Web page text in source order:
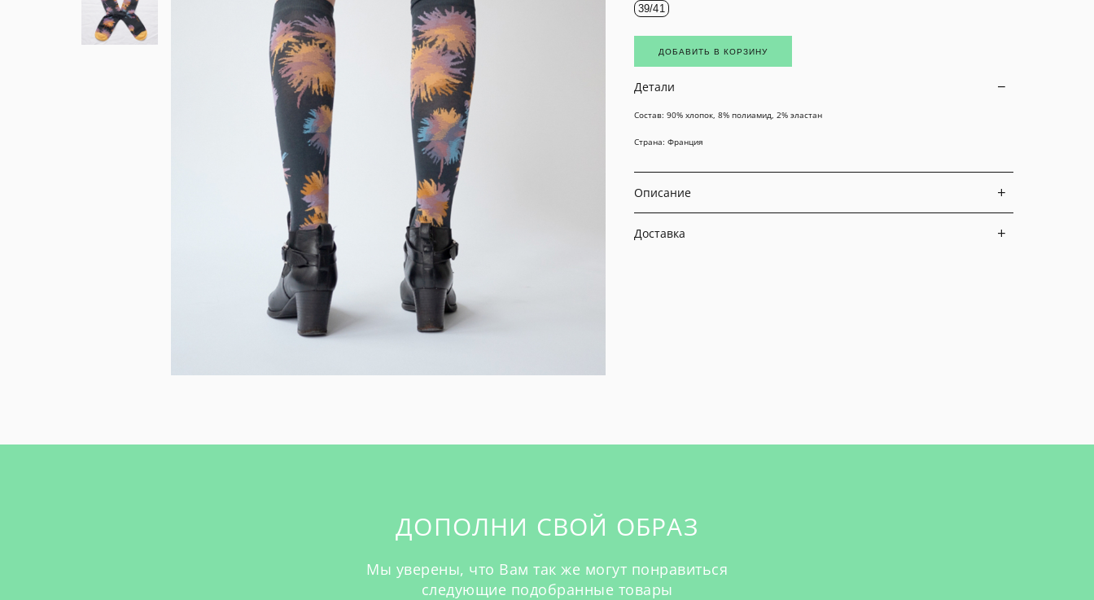
39/41
ДОБАВИТЬ В КОРЗИНУ
Детали
Состав: 90% хлопок, 8% полиамид, 2% эластан
Страна: Франция
Описание
Доставка
ДОПОЛНИ СВОЙ ОБРАЗ
Мы уверены, что Вам так же могут понравиться
следующие подобранные товары